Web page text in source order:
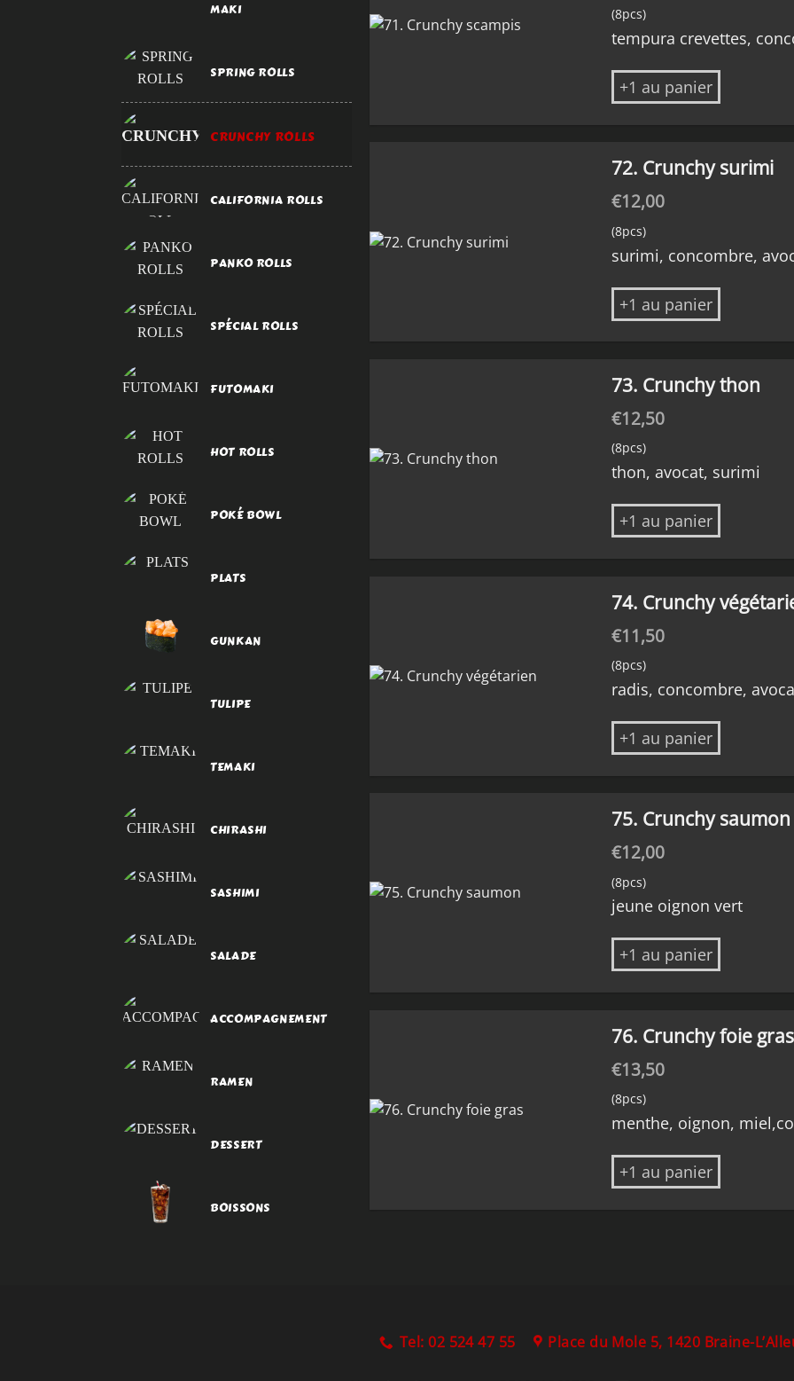
MAKI
SPRING ROLLS
CRUNCHY ROLLS
CALIFORNIA ROLLS
PANKO ROLLS
SPÉCIAL ROLLS
FUTOMAKI
HOT ROLLS
POKÉ BOWL
PLATS
GUNKAN
TULIPE
TEMAKI
CHIRASHI
SASHIMI
SALADE
ACCOMPAGNEMENT
RAMEN
DESSERT
BOISSONS
(8pcs)
tempura crevettes,
+1 au panier
72. Crunchy surimi
€12,00
(8pcs)
surimi, concombre,
+1 au panier
73. Crunchy thon
€12,50
(8pcs)
thon, avocat, surimi
+1 au panier
74. Crunchy
€11,50
(8pcs)
radis, concombre,
+1 au panier
75. Crunchy saumon
€12,00
(8pcs)
jeune oignon vert
+1 au panier
76. Crunchy foie gras
€13,50
(8pcs)
menthe, oignon,
+1 au panier
Tel: 02 524 47 55 Place du Mole 5, 1420 Braine-